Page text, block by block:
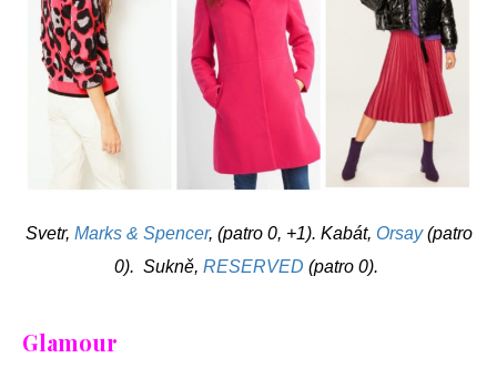
Svetr, Marks & Spencer, (patro 0, +1). Kabát, Orsay(patro
0). Sukně, RESERVED (patro 0).
Glamour